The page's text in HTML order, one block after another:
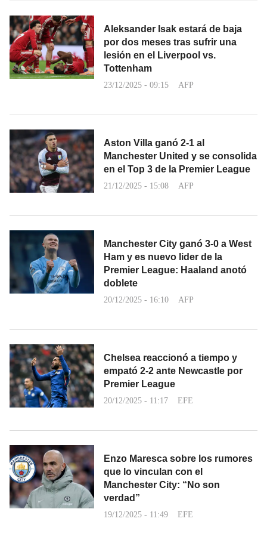
Aleksander Isak estará de baja
por dos meses tras sufrir una
lesión en el Liverpool vs.
Tottenham
23/12/2025 - 09:15 AFP
Aston Villa ganó 2-1 al
Manchester United y se consolida
en el Top 3 de la Premier League
21/12/2025 - 15:08 AFP
Manchester City ganó 3-0 a West
Ham y es nuevo lider de la
Premier League: Haaland anotó
doblete
20/12/2025 - 16:10 AFP
Chelsea reaccionó a tiempo y
empató 2-2 ante Newcastle por
Premier League
20/12/2025 - 11:17 EFE
Enzo Maresca sobre los rumores
que lo vinculan con el
Manchester City: “No son
verdad”
19/12/2025 - 11:49 EFE